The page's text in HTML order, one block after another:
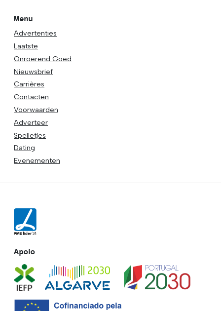
Menu
Advertenties
Laatste
Onroerend Goed
Nieuwsbrief
Carrières
Contacten
Voorwaarden
Adverteer
Spelletjes
Dating
Evenementen
Apoio